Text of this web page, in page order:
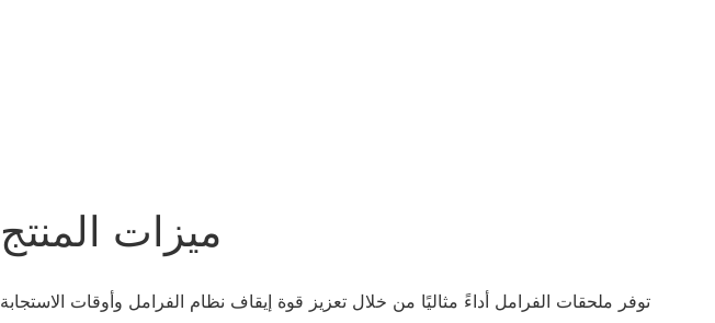
ميزات المنتج
توفر ملحقات الفرامل أداءً مثاليًا من خلال تعزيز قوة إيقاف نظام الفرامل وأوقات الاستجابة